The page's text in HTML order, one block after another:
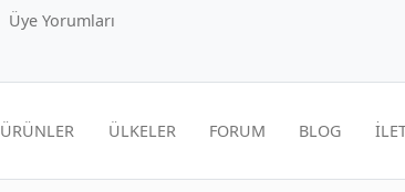
Üye Yorumları
ÜRÜNLER ÜLKELER FORUM BLOG